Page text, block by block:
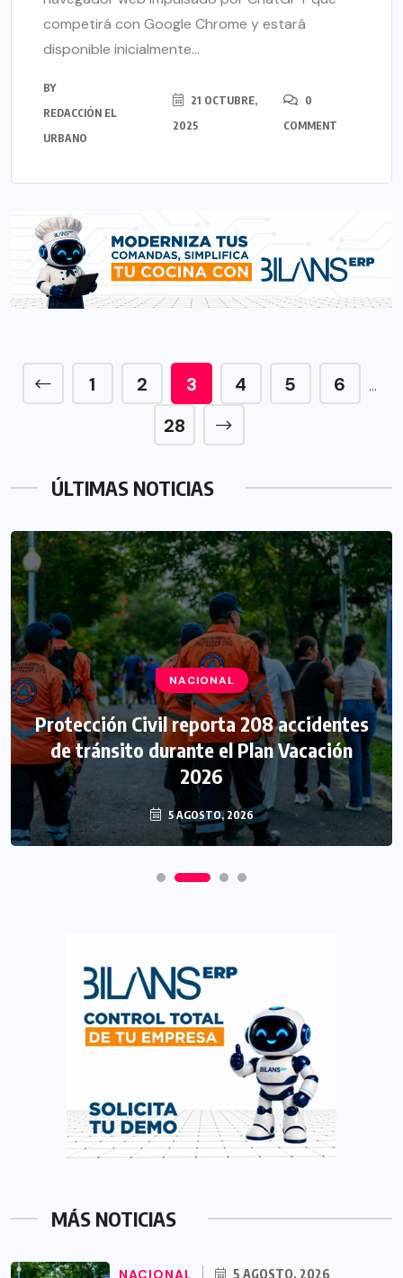
competirá con Google Chrome y estará
disponible inicialmente...
BY
REDACCIÓN EL
URBANO
21 OCTUBRE,
2025
0
COMMENT
1 2 3 4 5 6 …
28
ÚLTIMAS NOTICIAS
NACIONAL
Protección Civil reporta 208 accidentes
de tránsito durante el Plan Vacación
2026
5 AGOSTO, 2026
MÁS NOTICIAS
NACIONAL 5 AGOSTO, 2026